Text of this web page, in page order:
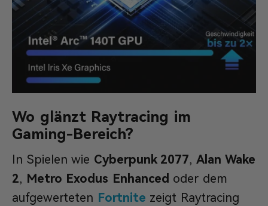
Wo glänzt Raytracing im
Gaming-Bereich?
In Spielen wie Cyberpunk 2077, Alan Wake
2, Metro Exodus Enhanced oder dem
aufgewerteten Fortnite zeigt Raytracing